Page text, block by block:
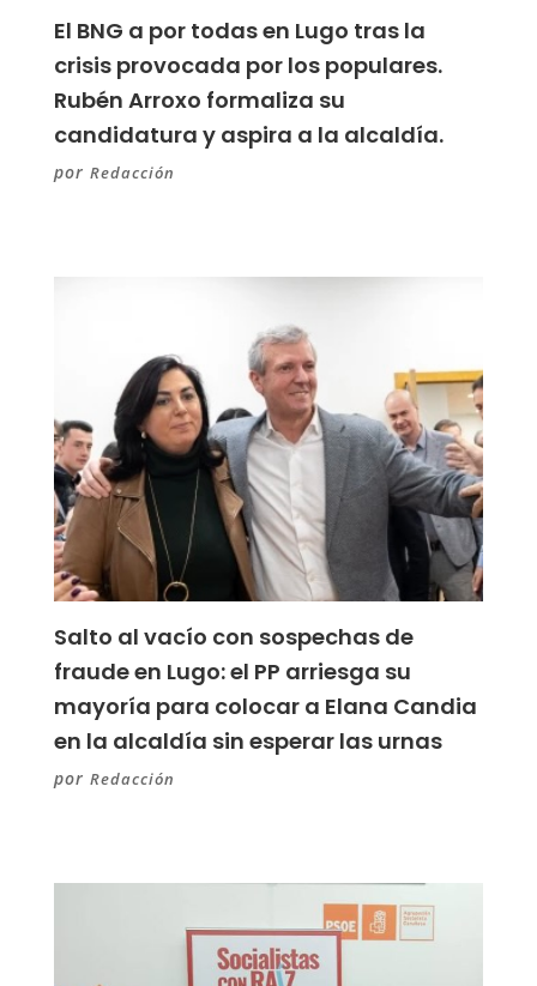
El BNG a por todas en Lugo tras la
crisis provocada por los populares.
Rubén Arroxo formaliza su
candidatura y aspira a la alcaldía.
por Redacción
Salto al vacío con sospechas de
fraude en Lugo: el PP arriesga su
mayoría para colocar a Elana Candia
en la alcaldía sin esperar las urnas
por Redacción